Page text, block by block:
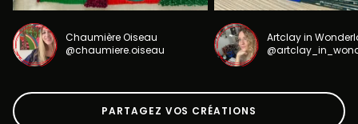
Chaumière Oiseau
@chaumiere.oiseau
Artclay in
PARTAGEZ VOS CRÉATIONS